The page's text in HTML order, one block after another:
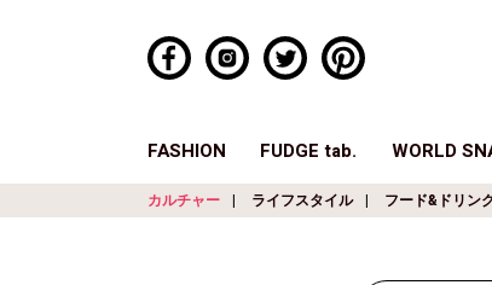
FASHION FUDGE tab. WORLD
カルチャー ライフスタイル フード&ドリン